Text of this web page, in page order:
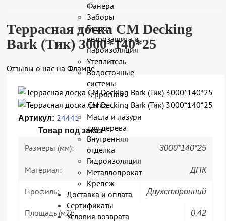
Фанера
Заборы
Гидро-
ветрозащита и
пароизоляция
Утеплитель
Водосточные
системы
Террасная
доска
Масла и лазури
для дерева
Внутренняя
отделка
Гидроизоляция
Металлопрокат
Крепеж
Доставка и оплата
Сертификаты
Условия возврата
Террасная доска CM Decking
Bark (Тик) 3000*140*25
Отзывы о нас на Флампе
Артикул: 24441
Товар под заказ
Размеры (мм): 3000*140*25
Материал: ДПК
Профиль: Двухсторонний
Площадь (м2): 0,42